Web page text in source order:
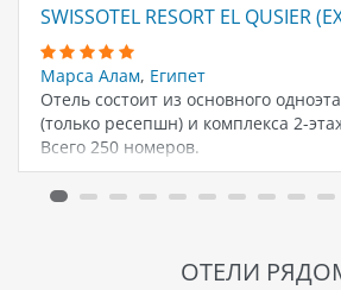
SWISSOTEL RESORT EL QUSIER
Марса Алам, Египет
Отель состоит из основного
(только ресепшн) и комплекса 2-
Всего 250 номеров.
ОТЕЛИ